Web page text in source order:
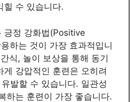
힐 수 있습니다.
긍정 강화법(Positive
하는 것이 가장 효과적입니
식, 놀이 보상을 통해 동기
게 강압적인 훈련은 오히려
발할 수 있습니다. 일관성
하는 훈련이 가장 좋습니다.